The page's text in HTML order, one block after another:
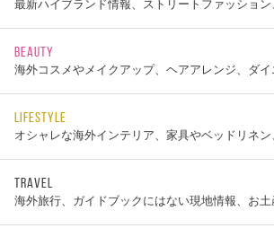
最新ハイブランド情報、ストリートファッショ
BEAUTY
海外コスメやメイクアップ、ヘアアレンジ、ダイ
LIFESTYLE
オシャレな海外インテリア、家具やベッドリネ
TRAVEL
海外旅行、ガイドブックにはない現地情報、お